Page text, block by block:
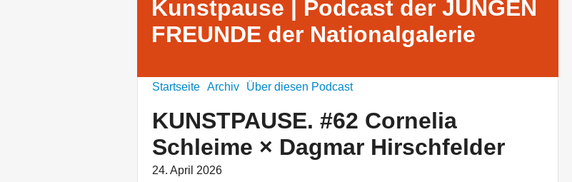
Kunstpause | Podcast der JUNGEN
FREUNDE der Nationalgalerie
Startseite Archiv Über diesen Podcast
KUNSTPAUSE. #62 Cornelia
Schleime × Dagmar Hirschfelder
24. April 2026